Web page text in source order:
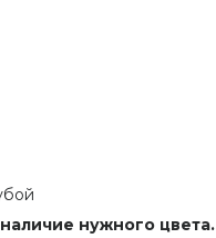
нужного цвета.